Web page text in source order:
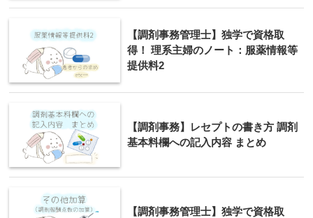
【調剤事務管理士】独学で資格取
得！ 理系主婦のノート：服薬情報等
提供料2
【調剤事務】レセプトの書き方 調剤
基本料欄への記入内容 まとめ
【調剤事務管理士】独学で資格取